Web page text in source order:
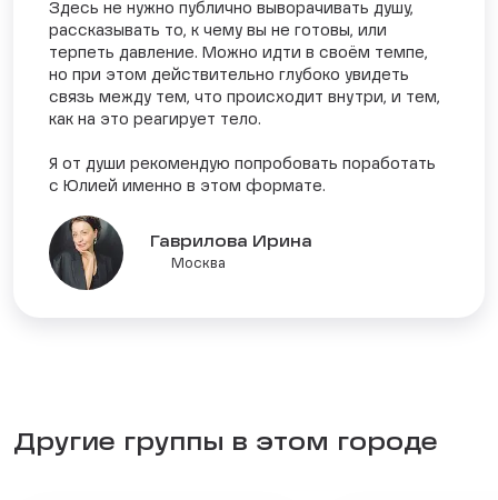
Здесь не нужно публично выворачивать душу,
рассказывать то, к чему вы не готовы, или
терпеть давление. Можно идти в своём темпе,
но при этом действительно глубоко увидеть
связь между тем, что происходит внутри, и тем,
как на это реагирует тело.
Я от души рекомендую попробовать поработать
с Юлией именно в этом формате.
Гаврилова Ирина
Москва
Другие группы в этом городе